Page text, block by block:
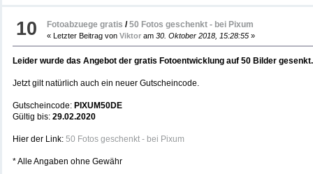
10 Fotoabzuege gratis /50 Fotos geschenkt - bei Pixum
« Letzter Beitrag vonViktor am 30. Oktober 2018, 15:28:55 »
Leider wurde das Angebot der gratis Fotoentwicklung auf 50 Bilder gesenkt.
Jetzt gilt natürlich auch ein neuer Gutscheincode.
Gutscheincode: PIXUM50DE
Gültig bis: 29.02.2020
Hier der Link: 50 Fotos geschenkt - bei Pixum
* Alle Angaben ohne Gewähr